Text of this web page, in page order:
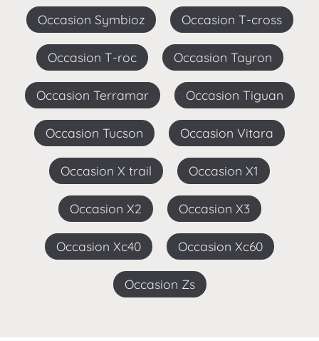
Occasion Symbioz Occasion T-cross
Occasion T-roc Occasion Tayron
Occasion Terramar Occasion Tiguan
Occasion Tucson Occasion Vitara
Occasion X trail Occasion X1
Occasion X2 Occasion X3
Occasion Xc40 Occasion Xc60
Occasion Zs